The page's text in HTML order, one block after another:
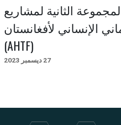
الثانية لمشاريع
الإنساني لأفغانستان
(AHTF)
27 ديسمبر 2023